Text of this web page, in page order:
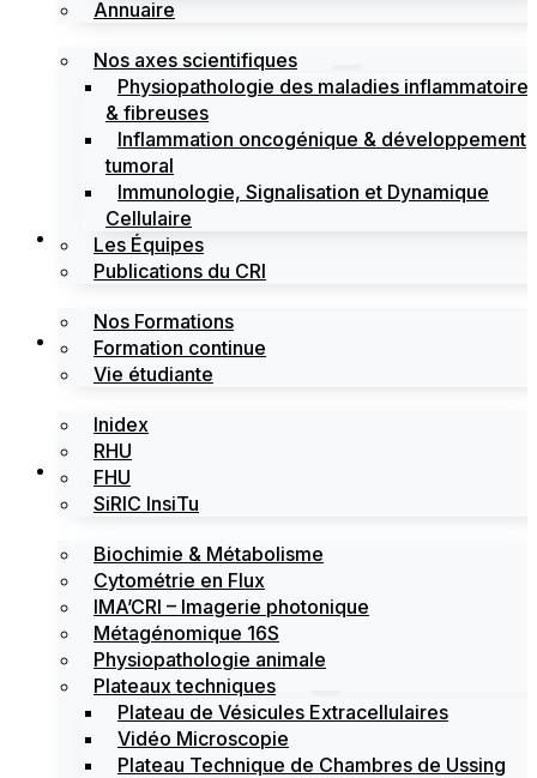
Annuaire
Nos axes scientifiques
Physiopathologie des maladies inflammatoires
& fibreuses
Inflammation oncogénique & développement
tumoral
Immunologie, Signalisation et Dynamique
Cellulaire
Les Équipes
Publications du CRI
Formations
Nos Formations
Formation continue
Vie étudiante
Labels
Inidex
RHU
FHU
SiRIC InsiTu
Les plateformes
Biochimie & Métabolisme
Cytométrie en Flux
IMA’CRI – Imagerie photonique
Métagénomique 16S
Physiopathologie animale
Plateaux techniques
Plateau de Vésicules Extracellulaires
Vidéo Microscopie
Plateau Technique de Chambres de Ussing